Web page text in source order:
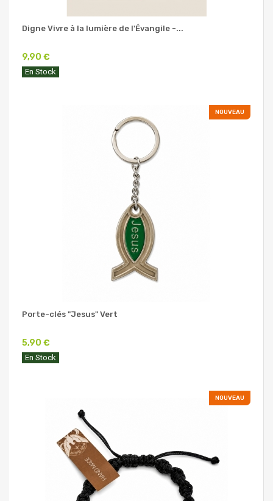
Digne Vivre à la lumière de l'Évangile -...
9,90 €
En Stock
NOUVEAU
Porte-clés "Jesus" Vert
5,90 €
En Stock
NOUVEAU